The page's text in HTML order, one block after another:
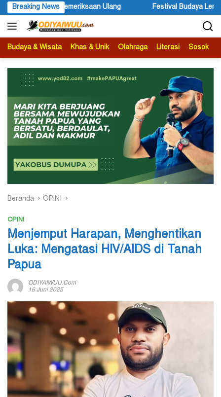
Langsung
ke
konten
Breaking News
Ulang Festival Budaya Lembah Baliem Resmi
Budaya & Wisata Khas & Unik Olahraga Literasi Sosok
Beranda OPINI
OPINI
Menjemput Harapan, Menghentikan
Luka: Mengatasi HIV/AIDS di Tanah
Papua
ODIYAIWUU.com
16 Juni 2025